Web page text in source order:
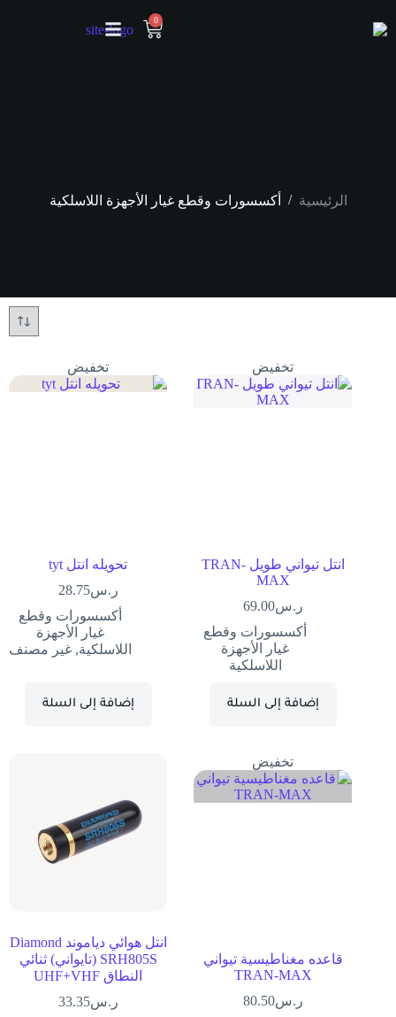
0
الرئيسية / أكسسورات وقطع غيار الأجهزة اللاسلكية
تخفيض
انتل تيواني طويل TRAN-
MAX
ر.س69.00
أكسسورات وقطع
غيار الأجهزة
اللاسلكية
إضافة إلى السلة
تخفيض
تحويله انتل tyt
ر.س28.75
أكسسورات وقطع
غيار الأجهزة
اللاسلكية, غير مصنف
إضافة إلى السلة
تخفيض
قاعده مغناطيسية تيواني
TRAN-MAX
ر.س80.50
انتل هوائي دياموند Diamond
SRH805S (تايواني) ثنائي
النطاق UHF+VHF
ر.س33.35